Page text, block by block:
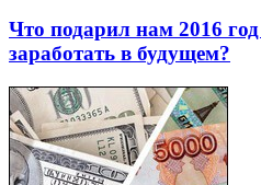
Что подарил нам 2016
заработать в будущем?